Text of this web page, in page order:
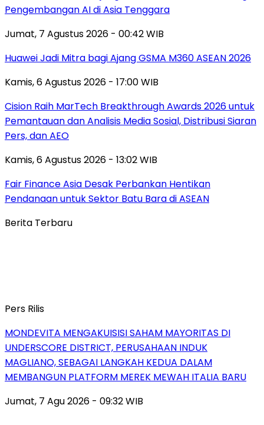
Pengembangan AI di Asia Tenggara
Jumat, 7 Agustus 2026 - 00:42 WIB
Huawei Jadi Mitra bagi Ajang GSMA M360 ASEAN 2026
Kamis, 6 Agustus 2026 - 17:00 WIB
Cision Raih MarTech Breakthrough Awards 2026 untuk
Pemantauan dan Analisis Media Sosial, Distribusi Siaran
Pers, dan AEO
Kamis, 6 Agustus 2026 - 13:02 WIB
Fair Finance Asia Desak Perbankan Hentikan
Pendanaan untuk Sektor Batu Bara di ASEAN
Berita Terbaru
Pers Rilis
MONDEVITA MENGAKUISISI SAHAM MAYORITAS DI
UNDERSCORE DISTRICT, PERUSAHAAN INDUK
MAGLIANO, SEBAGAI LANGKAH KEDUA DALAM
MEMBANGUN PLATFORM MEREK MEWAH ITALIA BARU
Jumat, 7 Agu 2026 - 09:32 WIB